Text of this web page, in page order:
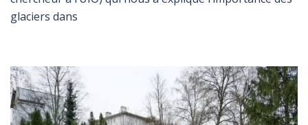
glaciers dans